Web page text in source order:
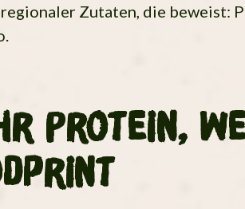
Zutaten, die beweist:
Protein,